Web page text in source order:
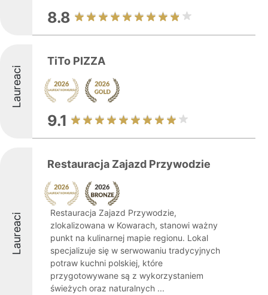
8.8
Laureaci
TiTo PIZZA
9.1
Laureaci
Restauracja Zajazd Przywodzie
Restauracja Zajazd Przywodzie,
zlokalizowana w Kowarach, stanowi ważny
punkt na kulinarnej mapie regionu. Lokal
specjalizuje się w serwowaniu tradycyjnych
potraw kuchni polskiej, które
przygotowywane są z wykorzystaniem
świeżych oraz naturalnych ...